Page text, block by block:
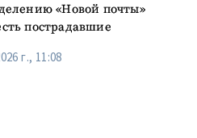
«Новой почты»
пострадавшие
г., 11:08